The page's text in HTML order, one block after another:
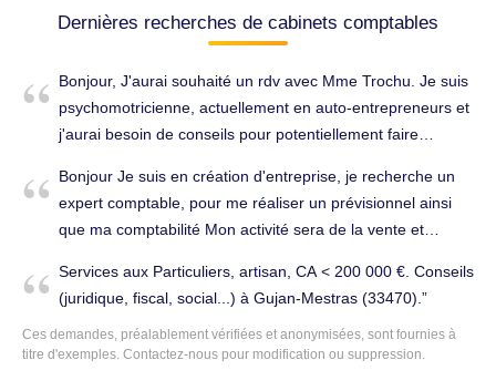
Dernières recherches de cabinets comptables
Bonjour, J'aurai souhaité un rdv avec Mme Trochu. Je suis
psychomotricienne, actuellement en auto-entrepreneurs et
j'aurai besoin de conseils pour potentiellement faire
rien ! De même pour mon conjoint, ostéopathe. Je reste
disponible pour trouver un rdv dès que possible.
Cordialement Sabine DAUGA. Conseils (juridique, fiscal,
social...) à Gujan-Mestras (33470).
Bonjour Je suis en création d'entreprise, je recherche un
expert comptable, pour me réaliser un prévisionnel ainsi
que ma comptabilité Mon activité sera de la vente et
pense réaliser un CA entre 170000€/190000€ Je suis
assez pressé. Merci. Tenue complète de la comptabilité à
Gujan-Mestras (33470).
Services aux Particuliers, artisan, CA < 200 000 €. Conseils
(juridique, fiscal, social...) à Gujan-Mestras (33470).
Ces demandes, préalablement vérifiées et anonymisées, sont fournies à
titre d'exemples. Contactez-nous pour modification ou suppression.